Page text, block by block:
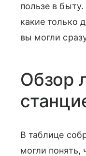
пользе в
какие только
вы могли
Обзор
В таблице
могли понять,